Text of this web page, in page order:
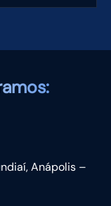
Anápolis –